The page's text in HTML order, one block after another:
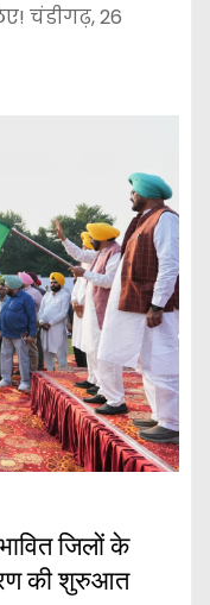
चंडीगढ़, 26
जिलों के
की शुरुआत